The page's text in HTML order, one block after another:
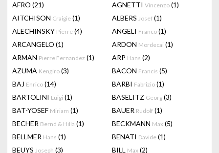
AFRO (21) AGNETTI Vincenzo (1)
AITCHISON Craigie (1) ALBERS Josef (1)
ALECHINSKY Pierre (4) ANGELI Franco (1)
ARCANGELO (1) ARDON Mordecai (1)
ARMAN Pierre Fernandez (1) ARP Hans (2)
AZUMA Kengiro (3) BACON Francis (5)
BAJ Enrico (14) BARBI Fabrizio (1)
BARTOLINI Luigi (1) BASELITZ Georg (3)
BAT-YOSEF Miriam (1) BAUER Rudolf (1)
BECHER Bernd & Hilla (1) BECKMANN Max (5)
BELLMER Hans (1) BENATI Davide (1)
BEUYS Joseph (3) BILL Max (2)